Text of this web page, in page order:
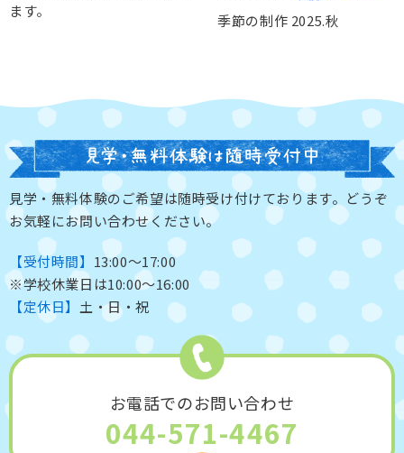
ます。
季節の制作 2025.秋
見学・無料体験のご希望は随時受け付けております。どうぞ
お気軽にお問い合わせください。
【受付時間】 13:00～17:00
※学校休業日は10:00～16:00
【定休日】 土・日・祝
お電話でのお問い合わせ
044-571-4467